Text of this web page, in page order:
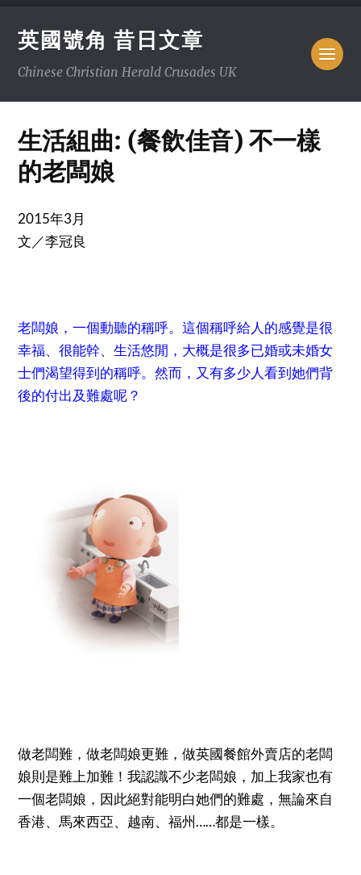
英國號角 昔日文章
Chinese Christian Herald Crusades UK
生活組曲: (餐飲佳音) 不一樣
的老闆娘
2015年3月
文／李冠良
老闆娘，一個動聽的稱呼。這個稱呼給人的感覺是很
幸福、很能幹、生活悠閒，大概是很多已婚或未婚女
士們渴望得到的稱呼。然而，又有多少人看到她們背
後的付出及難處呢？
做老闆難，做老闆娘更難，做英國餐館外賣店的老闆
娘則是難上加難！我認識不少老闆娘，加上我家也有
一個老闆娘，因此絕對能明白她們的難處，無論來自
香港、馬來西亞、越南、福州……都是一樣。